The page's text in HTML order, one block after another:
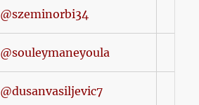
@szeminorbi34
@souleymaneyoula
@dusanvasiljevic7